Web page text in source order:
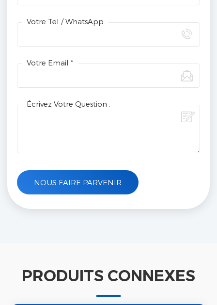
Votre Tel / WhatsApp
Votre Email *
Écrivez Votre Question :
PRODUITS CONNEXES